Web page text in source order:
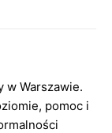
w Warszawie.
pomoc i